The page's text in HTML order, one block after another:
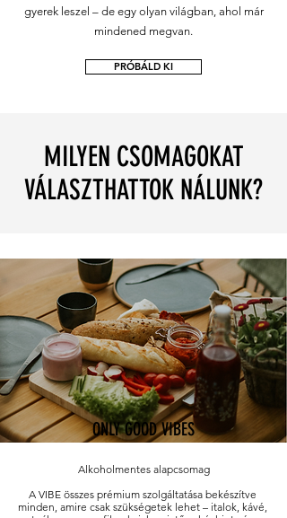
gyerek leszel – de egy olyan világban, ahol már
mindened megvan.
PRÓBÁLD KI
MILYEN CSOMAGOKAT
VÁLASZTHATTOK NÁLUNK?
ONLY GOOD VIBES
Alkoholmentes alapcsomag
A VIBE összes prémium szolgáltatása bekészítve
minden, amire csak szükségetek lehet – italok, kávé,